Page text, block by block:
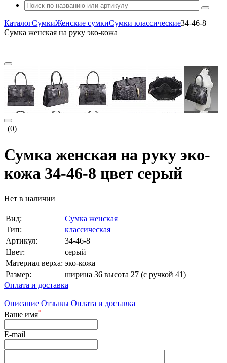
КаталогСумкиЖенские сумкиСумки классические34-46-8
Сумка женская на руку эко-кожа
(0)
Сумка женская на руку эко-
кожа 34-46-8 цвет серый
Нет в наличии
Вид:
Сумка женская
Тип:
классическая
Артикул:
34-46-8
Цвет:
серый
Материал верха: эко-кожа
Размер:
ширина 36 высота 27 (с ручкой 41)
Оплата и доставка
Описание Отзывы Оплата и доставка
Ваше имя*
E-mail